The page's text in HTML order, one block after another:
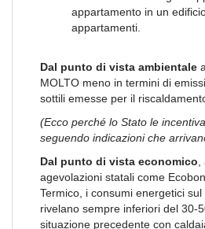
appartamento in un
appartamenti.
Dal punto di vista ambientale
MOLTO meno in termini di
sottili emesse per il
(Ecco perché lo Stato le
seguendo indicazioni che
Dal punto di vista economico
agevolazioni statali come
Termico, i consumi energetici
rivelano sempre inferiori del 30-
situazione precedente con